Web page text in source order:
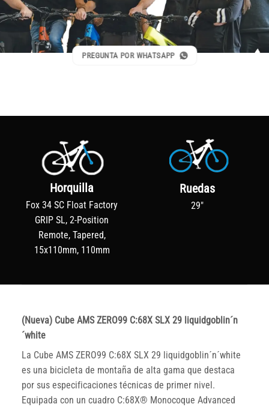
PREGUNTA POR WHATSAPP
Horquilla
Fox 34 SC Float Factory
GRIP SL, 2-Position
Remote, Tapered,
15x110mm, 110mm
Ruedas
29"
(Nueva) Cube AMS ZERO99 C:68X SLX 29 liquidgoblin´n
´white
La Cube AMS ZERO99 C:68X SLX 29 liquidgoblin´n´white
es una bicicleta de montaña de alta gama que destaca
por sus especificaciones técnicas de primer nivel.
Equipada con un cuadro C:68X® Monocoque Advanced